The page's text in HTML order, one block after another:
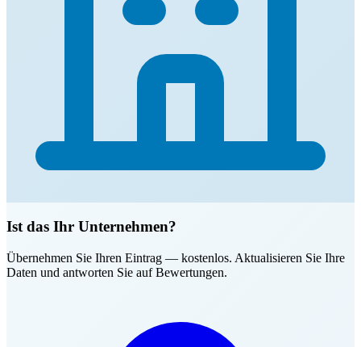
Ist das Ihr Unternehmen?
Übernehmen Sie Ihren Eintrag — kostenlos. Aktualisieren Sie Ihre
Daten und antworten Sie auf Bewertungen.